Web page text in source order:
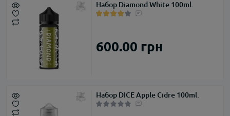
Набор Diamond White 100ml.
600.00 грн
Набор DICE Apple Cidre 100ml.